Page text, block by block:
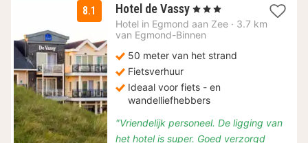
8.1 Hotel de Vassy1
nacht
vanaf
150
, 3 Sterren
Hotel in Egmond aan Zee · 3.7 km
van Egmond-Binnen
50 meter van het strand
Fietsverhuur
Ideaal voor fiets - en
wandelliefhebbers
"Vriendelijk personeel. De ligging van
het hotel is super. Goed verzorgd